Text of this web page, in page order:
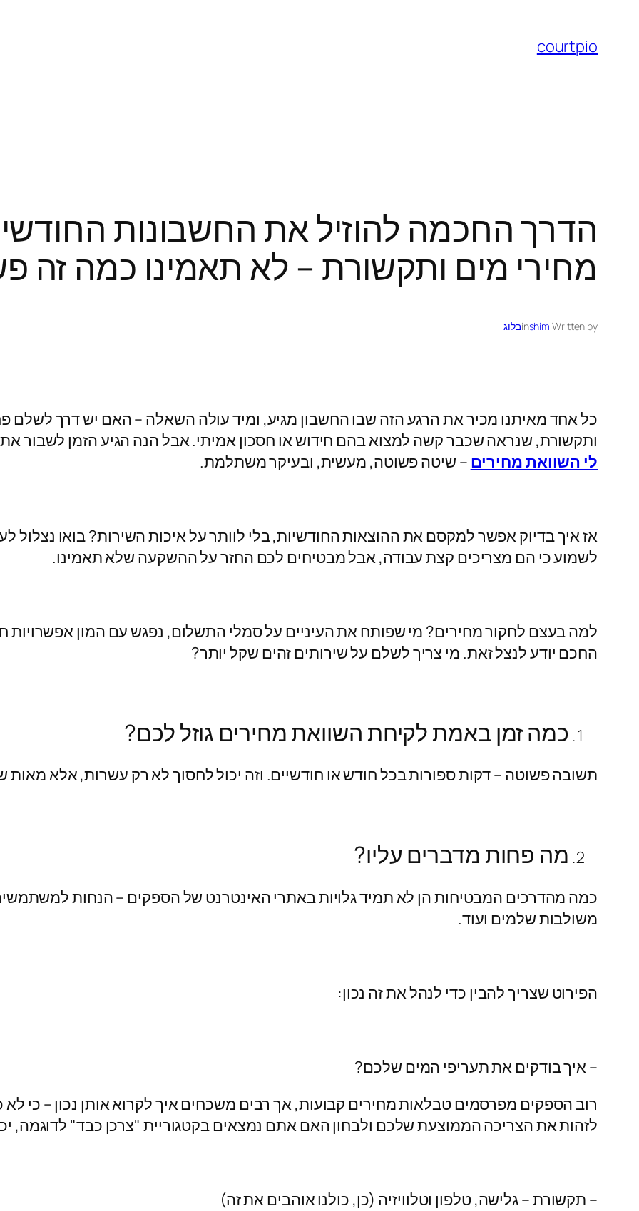
courtpio
הדרך החכמה להוזיל את החשבונות
מחירי מים ותקשורת – לא תאמינו כמה זה
Written by
shimi
inבלוג
כל אחד מאיתנו מכיר את הרגע הזה שבו החשבון מגיע, ומיד עולה השאלה – האם יש דרך לשלם
ותקשורת, שנראה שכבר קשה למצוא בהם חידוש או חסכון אמיתי. אבל הנה הגיע הזמן לשבור
לי השוואת מחירים – שיטה פשוטה, מעשית, ובעיקר משתלמת.
אז איך בדיוק אפשר למקסם את ההוצאות החודשיות, בלי לוותר על איכות השירות? בואו נצלול
לשמוע כי הם מצריכים קצת עבודה, אבל מבטיחים לכם החזר על ההשקעה שלא תאמינו.
למה בעצם לחקור מחירים? מי שפותח את העיניים על סמלי התשלום, נפגש עם המון אפשרויות
החכם יודע לנצל זאת. מי צריך לשלם על שירותים זהים שקל יותר?
כמה זמן באמת לקיחת השוואת מחירים גוזל לכם?
תשובה פשוטה – דקות ספורות בכל חודש או חודשיים. וזה יכול לחסוך לא רק עשרות, אלא
מה פחות מדברים עליו?
כמה מהדרכים המבטיחות הן לא תמיד גלויות באתרי האינטרנט של הספקים – הנחות
משולבות שלמים ועוד.
הפירוט שצריך להבין כדי לנהל את זה נכון:
– איך בודקים את תעריפי המים שלכם?
רוב הספקים מפרסמים טבלאות מחירים קבועות, אך רבים משכחים איך לקרוא אותן נכון – כי
לזהות את הצריכה הממוצעת שלכם ולבחון האם אתם נמצאים בקטגוריית "צרכן כבד" לדוגמה,
– תקשורת – גלישה, טלפון וטלוויזיה (כן, כולנו אוהבים את זה)